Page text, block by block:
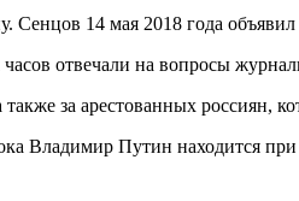
14 мая 2018 года
отвечали на вопросы
за арестованных россиян,
Владимир Путин находится